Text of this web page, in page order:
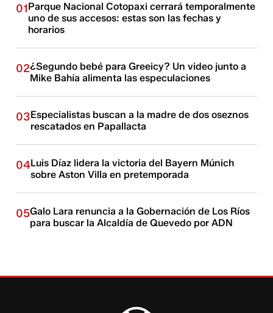
01Parque Nacional Cotopaxi cerrará temporalmente
uno de sus accesos: estas son las fechas y
horarios
02¿Segundo bebé para Greeicy? Un video junto a
Mike Bahía alimenta las especulaciones
03Especialistas buscan a la madre de dos oseznos
rescatados en Papallacta
04Luis Díaz lidera la victoria del Bayern Múnich
sobre Aston Villa en pretemporada
05Galo Lara renuncia a la Gobernación de Los Ríos
para buscar la Alcaldía de Quevedo por ADN